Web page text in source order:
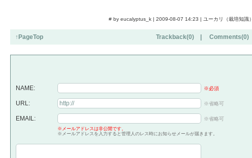
# by eucalyptus_k | 2009-08-07 14:23 | ユーカリ（栽培知識）
↑PageTop Trackback(0) Comments(0)
NAME: ※必須
URL: ※省略可
EMAIL: ※省略可
※メールアドレスは非公開です。
※メールアドレスを入力すると管理人のレス時にお知らせメールが届きます。